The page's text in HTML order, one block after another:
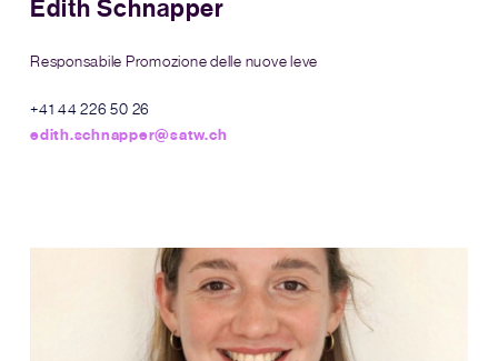
Edith Schnapper
Responsabile Promozione delle nuove leve
+41 44 226 50 26
edith.schnapper@satw.ch